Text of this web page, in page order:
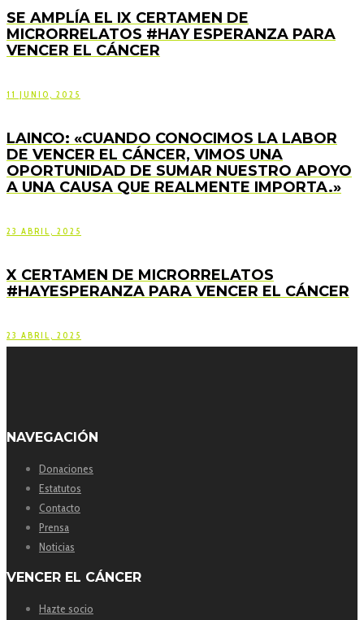
SE AMPLÍA EL IX CERTAMEN DE
MICRORRELATOS #HAY ESPERANZA PARA
VENCER EL CÁNCER
11 JUNIO, 2025
LAINCO: «CUANDO CONOCIMOS LA LABOR
DE VENCER EL CÁNCER, VIMOS UNA
OPORTUNIDAD DE SUMAR NUESTRO APOYO
A UNA CAUSA QUE REALMENTE IMPORTA.»
23 ABRIL, 2025
X CERTAMEN DE MICRORRELATOS
#HAYESPERANZA PARA VENCER EL CÁNCER
23 ABRIL, 2025
NAVEGACIÓN
Donaciones
Estatutos
Contacto
Prensa
Noticias
VENCER EL CÁNCER
Hazte socio